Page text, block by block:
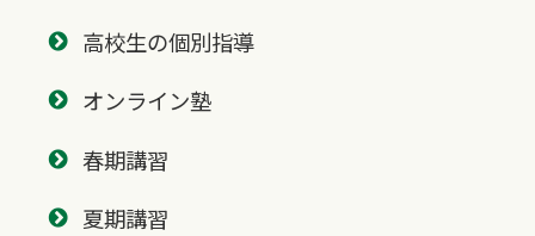
高校生の個別指導
オンライン塾
春期講習
夏期講習